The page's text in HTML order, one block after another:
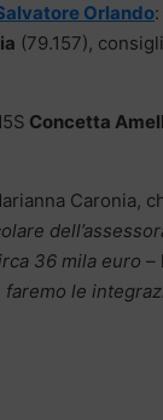
Orlando
(79.157),
Concetta
Caronia,
36 mila euro –
le